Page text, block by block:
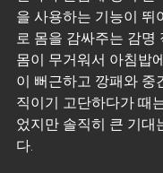
을 사용하는 기능이 뛰
로 몸을 감싸주는 감명
몸이 무거워서 아침밥
이 뻐근하고 깡패와 중
직이기 고단하다가 때
었지만 솔직히 큰 기대
다.